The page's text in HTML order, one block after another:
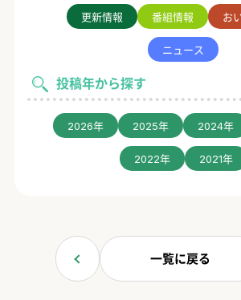
更新情報 番組情報 お
ニュース
投稿年から探す
2026年 2025年 2024年
2022年 2021年
一覧に戻る